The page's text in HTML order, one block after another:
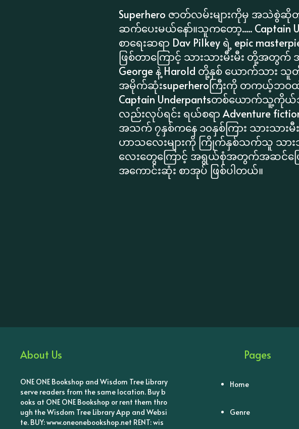
Superhero ဇာတ်လမ်းများကိုမှ အသဲစွဲဆို
ဆက်ပေးမယ်နော်။သူကတော့..... Captain
စာရေးဆရာ Dav Pilkey ရဲ့ epic
ဖြစ်တာကြောင့် သားသားမီးမီး တို့အတွက်
George နဲ့ Harold တို့နှစ် ယောက်သား
အမိုက်ဆုံးsuperheroကြီးကို တကယ့်ဘဝထဲ
Captain Underpantsတစ်ယောက်
လည်းလုပ်ရင်း ရယ်စရာ Adventure
အသက် ၇နှစ်ကနေ ၁၀နှစ်ကြား သားသား
ဟာသလေးများကို ကြိုက်နှစ်သက်သူ သားသာ
လေးတွေကြောင့် အရွယ်စုံအတွက်အဆင်ပြေ
အကောင်းဆုံး စာအုပ် ဖြစ်ပါတယ်။
About Us
ONE ONE Bookshop and Wisdom Tree Library
serve readers from the same location. Buy b
ooks at ONE ONE Bookshop or rent them thro
ugh the Wisdom Tree Library App and Websi
te. BUY: www.oneonebookshop.net RENT: wis
Pages
Home
Genre